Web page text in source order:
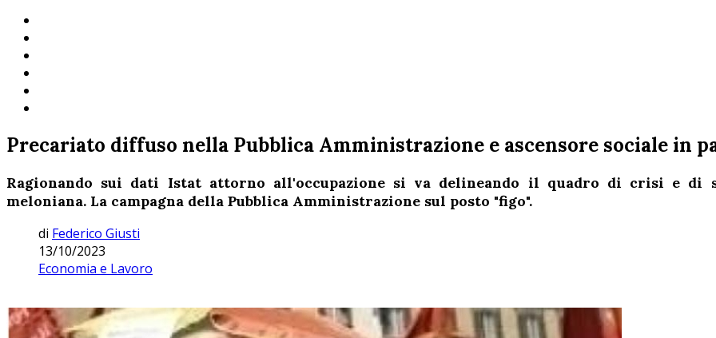
Precariato diffuso nella Pubblica Amministrazione e ascensore sociale in
Ragionando sui dati Istat attorno all'occupazione si va delineando il quadro di crisi e di
meloniana. La campagna della Pubblica Amministrazione sul posto "figo".
di Federico Giusti
13/10/2023
Economia e Lavoro